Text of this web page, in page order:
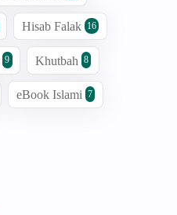
Hisab Falak 16
9 Khutbah 8
eBook Islami 7